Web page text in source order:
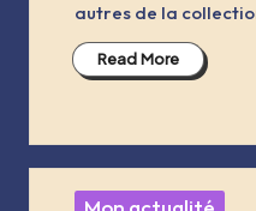
autres de la
Read More
Posted